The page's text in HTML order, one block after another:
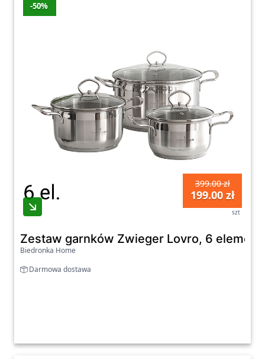
-50%
399.00 zł
199.00 zł
szt
Zestaw garnków Zwieger Lovro, 6
Biedronka Home
Darmowa dostawa